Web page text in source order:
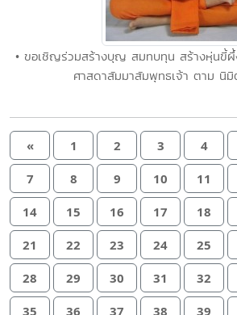
• ขอเชิญร่วมสร้างบุญ สมทบทุน สร้างหุ่นขี้ผึ้
ศาสดาสัมมาสัมพุทธเจ้า ตาม นิมิ
« 1 2 3 4
7 8 9 10 11
14 15 16 17 18
21 22 23 24 25
28 29 30 31 32
35 36 37 38 39